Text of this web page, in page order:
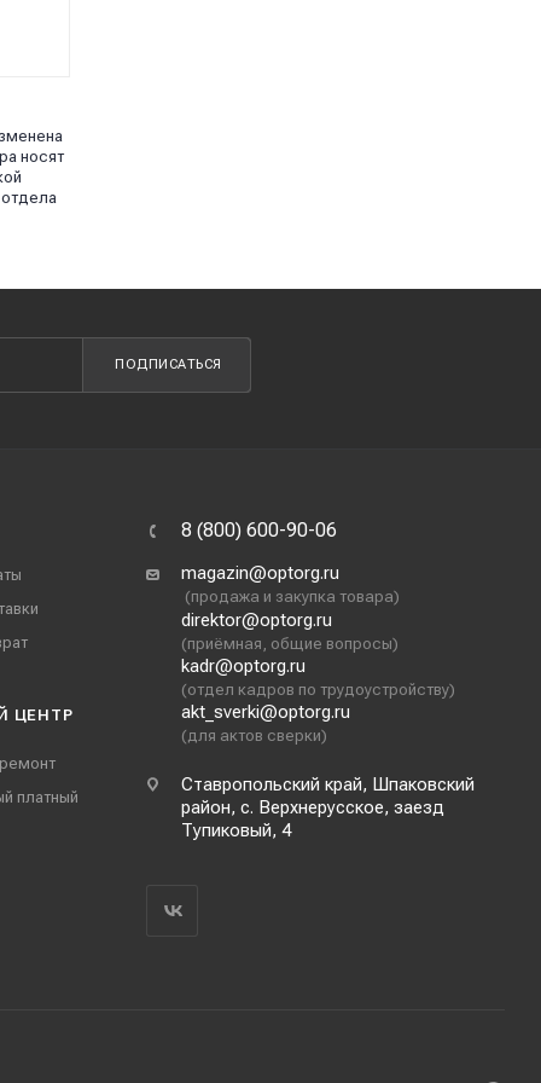
носят
ПОДПИСАТЬСЯ
ЦЕНТР
платный
8 (800) 600-90-06
magazin@optorg.ru
(продажа и закупка товара)
direktor@optorg.ru
(приёмная, общие вопросы)
kadr@optorg.ru
(отдел кадров по трудоустройству)
akt_sverki@optorg.ru
(для актов сверки)
Ставропольский край, Шпаковский
район, с. Верхнерусское, заезд
Тупиковый, 4